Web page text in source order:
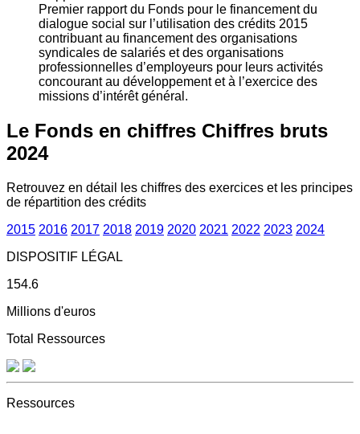
Premier rapport du Fonds pour le financement du
dialogue social sur l’utilisation des crédits 2015
contribuant au financement des organisations
syndicales de salariés et des organisations
professionnelles d’employeurs pour leurs activités
concourant au développement et à l’exercice des
missions d’intérêt général.
Le Fonds en chiffres Chiffres bruts
2024
Retrouvez en détail les chiffres des exercices et les principes
de répartition des crédits
2015 2016 2017 2018 2019 2020 2021 2022 2023 2024
DISPOSITIF LÉGAL
154.6
Millions d'euros
Total Ressources
Ressources